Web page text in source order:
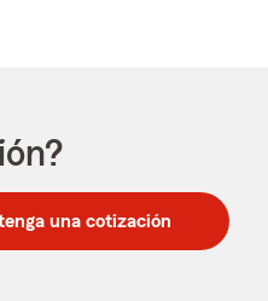
una cotización